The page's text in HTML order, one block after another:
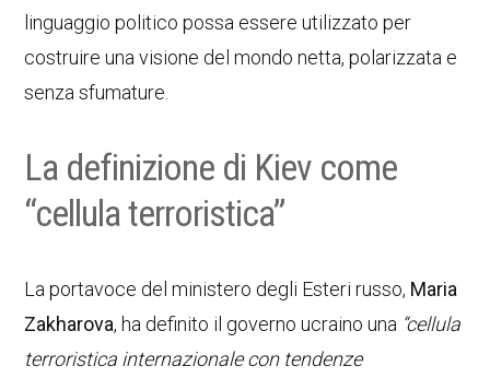
linguaggio politico possa essere utilizzato per
costruire una visione del mondo netta, polarizzata e
senza sfumature.
La definizione di Kiev come
“cellula terroristica”
La portavoce del ministero degli Esteri russo, Maria
Zakharova, ha definito il governo ucraino una “cellula
terroristica internazionale con tendenze